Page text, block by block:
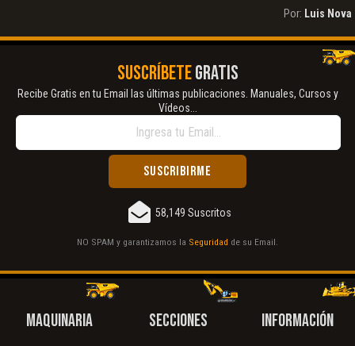
Por: Luis Nova
SUSCRÍBETEGRATIS
Recibe Gratis en tu Email las últimas publicaciones. Manuales, Cursos y
Vídeos...
58,149 Suscritos
NO SPAM y garantizamos la Seguridad de su Email.
MAQUINARIA
SECCIONES
INFORMACIÓN